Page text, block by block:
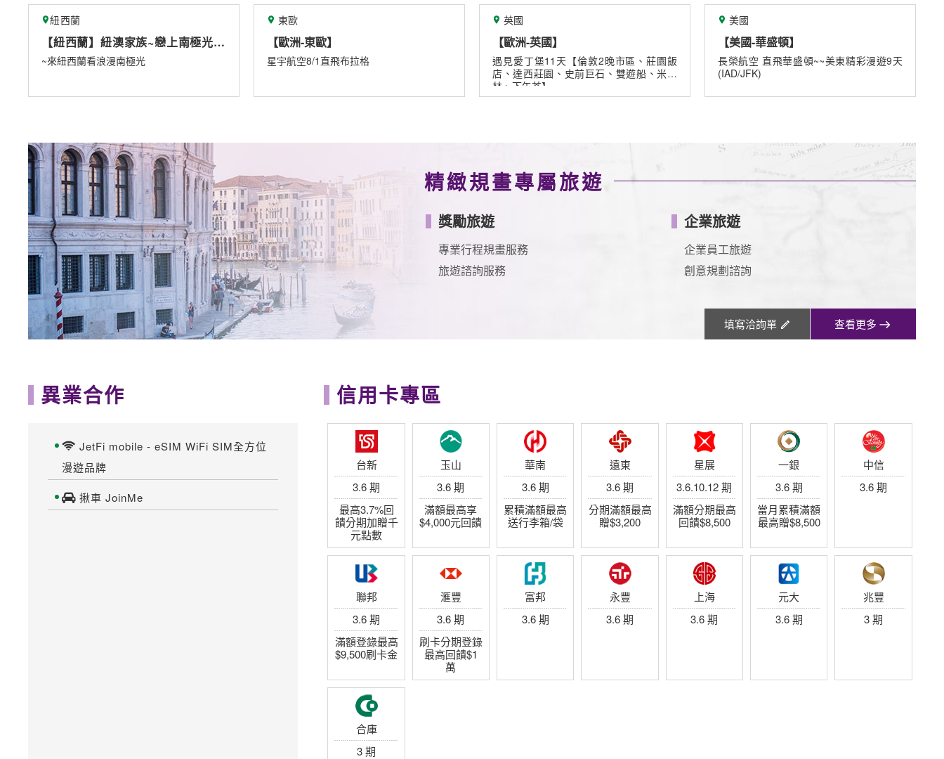
上南極光10 【歐洲-東歐】
星宇航空8/1直飛布拉格
遇見愛丁堡11天【倫敦2晚市區、莊園飯
店、達西莊園、史前巨石、雙遊船、米其
長榮航空 直飛華盛頓~~美東精彩漫遊9天
(IAD/JFK)
【關島】2027春節星宇航空關
包機
《春節關島好好玩》★9/30前第二
精緻規畫專屬旅遊
獎勵旅遊
專業行程規畫服務
旅遊諮詢服務
企業旅遊
企業員工旅遊
創意規劃諮詢
填寫洽詢單 查看更多
異業合作
JetFi mobile - eSIM WiFi SIM全方位
漫遊品牌
揪車 JoinMe
信用卡專區
台新
3.6 期
最高3.7%回
饋分期加贈千
元點數
玉山
3.6 期
滿額最高享
$4,000元回饋
華南
3.6 期
累積滿額最高
送行李箱/袋
遠東
3.6 期
分期滿額最高
贈$3,200
星展
3.6.10.12 期
滿額分期最高
回饋$8,500
一銀
3.6 期
當月累積滿額
最高贈$8,500
中信
3.6 期
聯邦
3.6 期
滿額登錄最高
$9,500刷卡金
滙豐
3.6 期
刷卡分期登錄
最高回饋$1
萬
富邦
3.6 期
永豐
3.6 期
上海
3.6 期
元大
3.6 期
兆豐
3 期
合庫
3 期